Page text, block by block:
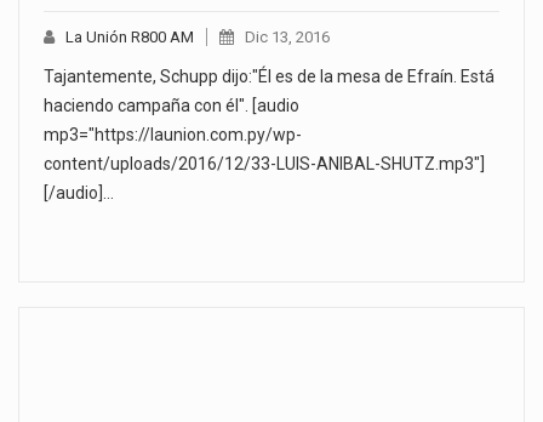
La Unión R800 AM Dic 13, 2016
Tajantemente, Schupp dijo:"Él es de la mesa de Efraín. Está
haciendo campaña con él". [audio
mp3="https://launion.com.py/wp-
content/uploads/2016/12/33-LUIS-ANIBAL-SHUTZ.mp3"]
[/audio]…